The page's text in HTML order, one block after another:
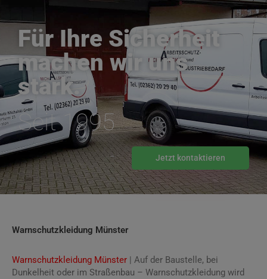
Für Ihre Sicherheit
machen wir uns
stark.
Seit 1995
Jetzt kontaktieren
Warnschutzkleidung Münster
Warnschutzkleidung Münster | Auf der Baustelle, bei
Dunkelheit oder im Straßenbau – Warnschutzkleidung wird